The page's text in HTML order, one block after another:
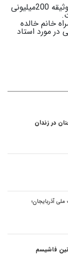
ایلقار مؤذن زاده فعال مدنی آزربايجان با قرار وثیقه 200میلیونی
خانم خالده
در مورد استاد
در زندان
فاشیسم